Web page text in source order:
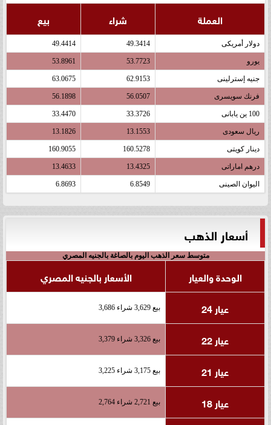
العملة شراء بيع
دولار أمريكى 49.3414
49.4414
يورو 53.7723
53.8961
جنيه إسترلينى 62.9153
63.0675
فرنك سويسرى 56.0507
56.1898
100 ين يابانى 33.3726
33.4470
ريال سعودى 13.1553
13.1826
دينار كويتى 160.5278
160.9055
درهم اماراتى 13.4325
13.4633
اليوان الصينى 6.8549
6.8693
أسعار الذهب
متوسط سعر الذهب اليوم بالصاغة بالجنيه المصري
الوحدة والعيار
الأسعار بالجنيه المصري
عيار 24
بيع 3,629 شراء 3,686
عيار 22 بيع 3,326 شراء 3,379
عيار 21 بيع 3,175 شراء 3,225
عيار 18 بيع 2,721 شراء 2,764